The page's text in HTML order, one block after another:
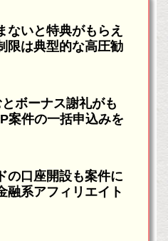
ないと特典がもらえ
は典型的な高圧勧
とボーナス謝礼がも
件の一括申込みを
の口座開設も案件に
系アフィリエイト